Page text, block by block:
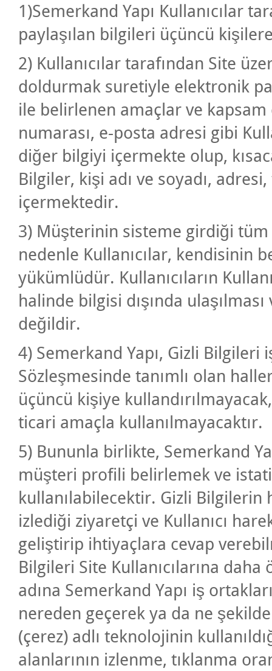
1)Semerkand Yapı Kullanıcılar
paylaşılan bilgileri üçüncü
2) Kullanıcılar tarafından Site
doldurmak suretiyle elektronik
ile belirlenen amaçlar ve kapsam
numarası, e-posta adresi gibi
diğer bilgiyi içermekte olup,
Bilgiler, kişi adı ve soyadı,
içermektedir.
3) Müşterinin sisteme girdiği
nedenle Kullanıcılar, kendisinin
yükümlüdür. Kullanıcıların
halinde bilgisi dışında
değildir.
4) Semerkand Yapı, Gizli Bilgileri
Sözleşmesinde tanımlı olan
üçüncü kişiye
ticari amaçla kullanılmayacaktır.
5) Bununla birlikte, Semerkand
müşteri profili belirlemek ve
kullanılabilecektir. Gizli Bilgilerin
izlediği ziyaretçi ve Kullanıcı
geliştirip ihtiyaçlara cevap
Bilgileri Site Kullanıcılarına
adına Semerkand Yapı iş
nereden geçerek ya da ne
(çerez) adlı teknolojinin
alanlarının izlenme, tıklanma